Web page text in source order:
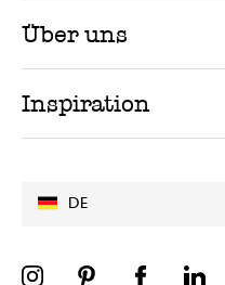
DE
Über uns
Inspiration